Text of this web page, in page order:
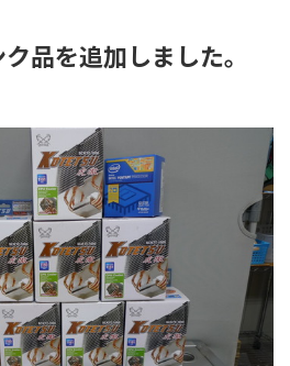
品を追加しました。